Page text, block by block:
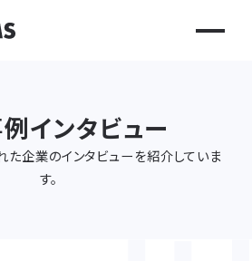
インタビュー
企業のインタビューを紹介していま
す。